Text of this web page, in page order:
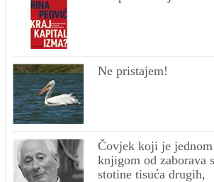
Ne pristajem!
Čovjek koji je jednom
knjigom od zaborava
stotine tisuća drugih,